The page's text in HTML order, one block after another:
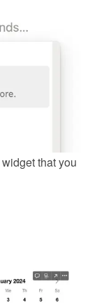
widget that you